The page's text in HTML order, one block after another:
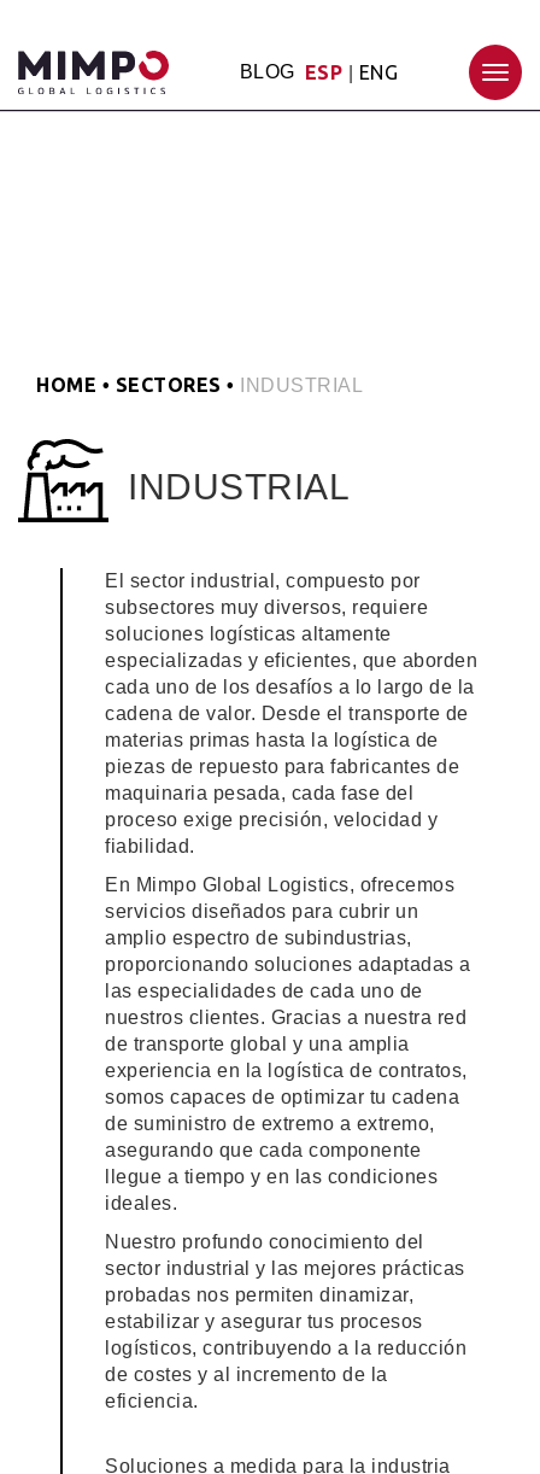
BLOG ESP ENG
HOME • SECTORES • INDUSTRIAL
INDUSTRIAL
El sector industrial, compuesto por
subsectores muy diversos, requiere
soluciones logísticas altamente
especializadas y eficientes, que aborden
cada uno de los desafíos a lo largo de la
cadena de valor. Desde el transporte de
materias primas hasta la logística de
piezas de repuesto para fabricantes de
maquinaria pesada, cada fase del
proceso exige precisión, velocidad y
fiabilidad.
En Mimpo Global Logistics, ofrecemos
servicios diseñados para cubrir un
amplio espectro de subindustrias,
proporcionando soluciones adaptadas a
las especialidades de cada uno de
nuestros clientes. Gracias a nuestra red
de transporte global y una amplia
experiencia en la logística de contratos,
somos capaces de optimizar tu cadena
de suministro de extremo a extremo,
asegurando que cada componente
llegue a tiempo y en las condiciones
ideales.
Nuestro profundo conocimiento del
sector industrial y las mejores prácticas
probadas nos permiten dinamizar,
estabilizar y asegurar tus procesos
logísticos, contribuyendo a la reducción
de costes y al incremento de la
eficiencia.
Soluciones a medida para la industria